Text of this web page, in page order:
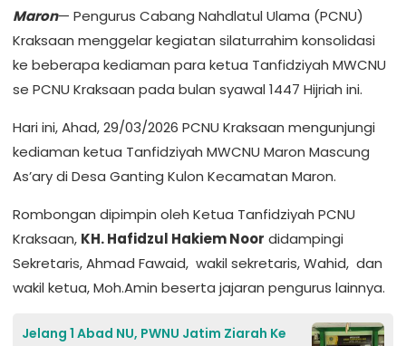
Maron— Pengurus Cabang Nahdlatul Ulama (PCNU)
Kraksaan menggelar kegiatan silaturrahim konsolidasi
ke beberapa kediaman para ketua Tanfidziyah MWCNU
se PCNU Kraksaan pada bulan syawal 1447 Hijriah ini.
Hari ini, Ahad, 29/03/2026 PCNU Kraksaan mengunjungi
kediaman ketua Tanfidziyah MWCNU Maron Mascung
As’ary di Desa Ganting Kulon Kecamatan Maron.
Rombongan dipimpin oleh Ketua Tanfidziyah PCNU
Kraksaan, KH.Hafidzul Hakiem Noor didampingi
Sekretaris, Ahmad Fawaid, wakil sekretaris, Wahid, dan
wakil ketua, Moh.Amin beserta jajaran pengurus lainnya.
Jelang 1 Abad NU, PWNU Jatim Ziarah Ke